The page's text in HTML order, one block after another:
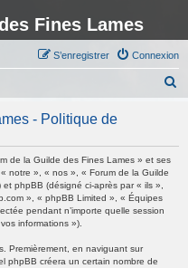
Fines Lames
Connexion
S’enregistrer
h
- Politique de
de la Guilde des Fines Lames » et ses
notre », « nos », « Forum de la Guilde
phpBB (désigné ci-après par « ils »,
», « phpBB Limited », « Équipes
pendant n’importe quelle session
informations »).
Premièrement, en naviguant sur
phpBB créera un certain nombre de